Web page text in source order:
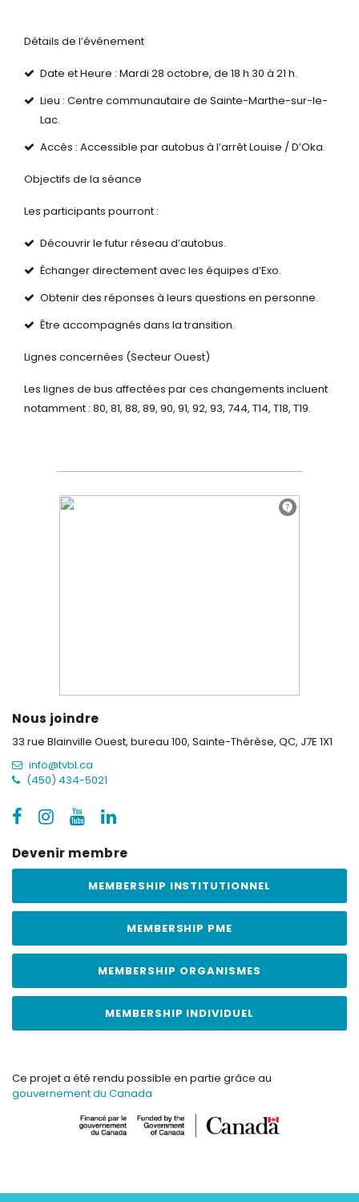
Détails de l’événement
Date et Heure : Mardi 28 octobre, de 18 h 30 à 21 h.
Lieu : Centre communautaire de Sainte-Marthe-sur-le-
Lac.
Accès : Accessible par autobus à l’arrêt Louise / D’Oka.
Objectifs de la séance
Les participants pourront :
Découvrir le futur réseau d’autobus.
Échanger directement avec les équipes d’Exo.
Obtenir des réponses à leurs questions en personne.
Être accompagnés dans la transition.
Lignes concernées (Secteur Ouest)
Les lignes de bus affectées par ces changements incluent
notamment : 80, 81, 88, 89, 90, 91, 92, 93, 744, T14, T18, T19.
Nous joindre
33 rue Blainville Ouest, bureau 100, Sainte-Thérèse, QC, J7E 1X1
info@tvbl.ca
(450) 434-5021
Devenir membre
MEMBERSHIP INSTITUTIONNEL
MEMBERSHIP PME
MEMBERSHIP ORGANISMES
MEMBERSHIP INDIVIDUEL
Ce projet a été rendu possible en partie grâce au
gouvernement du Canada